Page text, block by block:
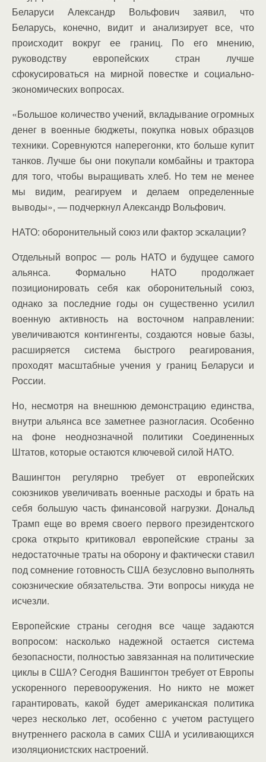
Беларуси Александр Вольфович заявил, что
Беларусь, конечно, видит и анализирует все, что
происходит вокруг ее границ. По его мнению,
руководству европейских стран лучше
сфокусироваться на мирной повестке и социально-
экономических вопросах.
«Большое количество учений, вкладывание огромных
денег в военные бюджеты, покупка новых образцов
техники. Соревнуются наперегонки, кто больше купит
танков. Лучше бы они покупали комбайны и трактора
для того, чтобы выращивать хлеб. Но тем не менее
мы видим, реагируем и делаем определенные
выводы», — подчеркнул Александр Вольфович.
НАТО: оборонительный союз или фактор эскалации?
Отдельный вопрос — роль НАТО и будущее самого
альянса. Формально НАТО продолжает
позиционировать себя как оборонительный союз,
однако за последние годы он существенно усилил
военную активность на восточном направлении:
увеличиваются контингенты, создаются новые базы,
расширяется система быстрого реагирования,
проходят масштабные учения у границ Беларуси и
России.
Но, несмотря на внешнюю демонстрацию единства,
внутри альянса все заметнее разногласия. Особенно
на фоне неоднозначной политики Соединенных
Штатов, которые остаются ключевой силой НАТО.
Вашингтон регулярно требует от европейских
союзников увеличивать военные расходы и брать на
себя большую часть финансовой нагрузки. Дональд
Трамп еще во время своего первого президентского
срока открыто критиковал европейские страны за
недостаточные траты на оборону и фактически ставил
под сомнение готовность США безусловно выполнять
союзнические обязательства. Эти вопросы никуда не
исчезли.
Европейские страны сегодня все чаще задаются
вопросом: насколько надежной остается система
безопасности, полностью завязанная на политические
циклы в США? Сегодня Вашингтон требует от Европы
ускоренного перевооружения. Но никто не может
гарантировать, какой будет американская политика
через несколько лет, особенно с учетом растущего
внутреннего раскола в самих США и усиливающихся
изоляционистских настроений.